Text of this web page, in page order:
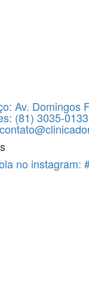
Av. Domingos
(81) 3035-
no instagram: